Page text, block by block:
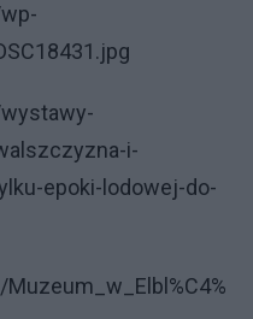
i-
epoki-lodowej-do-